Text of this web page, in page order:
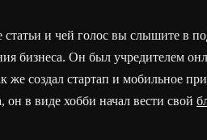
и чей голос вы слышите в
бизнеса. Он был учредителем
же создал стартап и мобильное
в виде хобби начал вести свой